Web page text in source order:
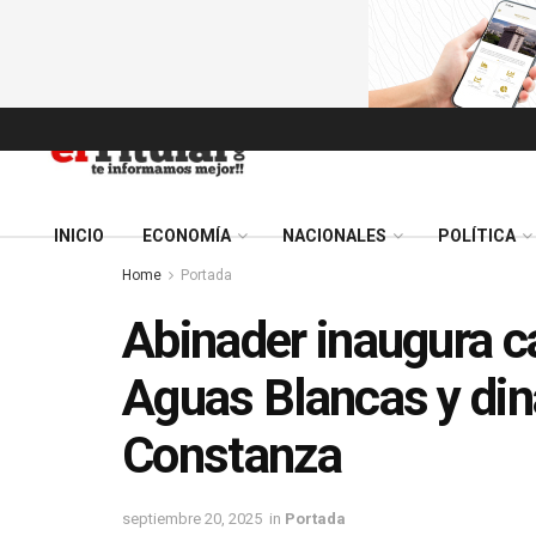
INICIO ECONOMÍA NACIONALES POLÍTICA
Home Portada
Abinader inaugura
Aguas Blancas y
Constanza
septiembre 20, 2025 in Portada